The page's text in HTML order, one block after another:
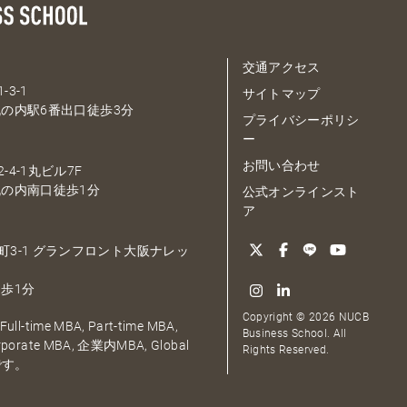
3-1
内駅6番出口徒歩3分
4-1丸ビル7F
内南口徒歩1分
3-1 グランフロント大阪ナレッ
1分
time MBA, Part-time MBA,
MBA, 企業内MBA, Global
。
交通アクセス
サイトマップ
プライバシーポリシ
ー
お問い合わせ
公式オンラインスト
ア
Copyright © 2026 NUCB
Business School. All
Rights Reserved.